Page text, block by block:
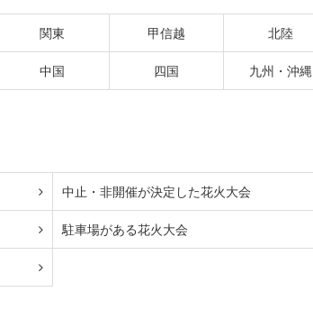
関東 甲信越 北陸
中国 四国 九州・沖縄
中止・非開催が決定した花火大会
駐車場がある花火大会